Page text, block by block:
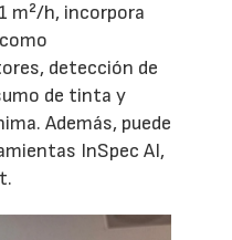
m²/h, incorpora
detección de
de tinta y
Además, puede
InSpec AI,